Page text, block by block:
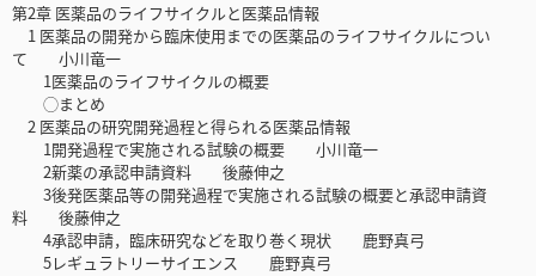
第2章 医薬品のライフサイクルと医薬品情報
1 医薬品の開発から臨床使用までの医薬品のライフサイクルについ
て 小川竜一
1医薬品のライフサイクルの概要
◯まとめ
2 医薬品の研究開発過程と得られる医薬品情報
1開発過程で実施される試験の概要 小川竜一
2新薬の承認申請資料 後藤伸之
3後発医薬品等の開発過程で実施される試験の概要と承認申請資
料 後藤伸之
4承認申請，臨床研究などを取り巻く現状 鹿野真弓
5レギュラトリーサイエンス 鹿野真弓